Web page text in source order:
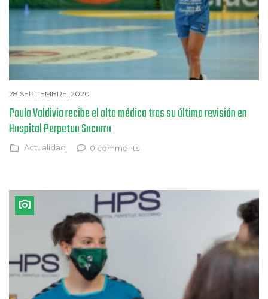
28 SEPTIEMBRE, 2020
Paula Valdivia recibe el alta médica tras su última revisión en
Hospital Perpetuo Socorro
Actualidad 0 comments